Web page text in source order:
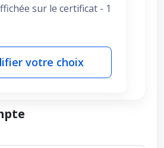
sur le certificat - 1
votre choix